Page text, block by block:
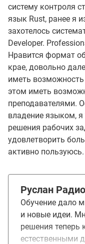
систему контроля
язык Rust, ранее я
захотелось
Developer.
Нравится формат
крае, довольно
иметь
этом иметь
преподавателями.
владение языком, я
решения рабочих
удовлетворить
активно пользуюсь.
Руслан
Обучение дало
и новые идеи.
решения теперь
естественными